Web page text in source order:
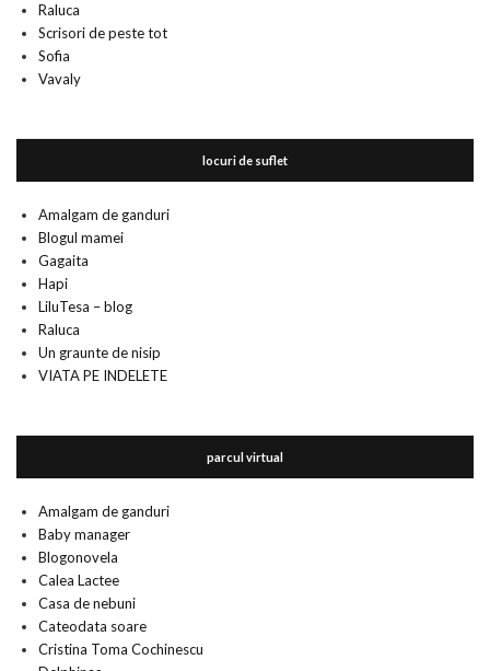
Raluca
Scrisori de peste tot
Sofia
Vavaly
locuri de suflet
Amalgam de ganduri
Blogul mamei
Gagaita
Hapi
LiluTesa – blog
Raluca
Un graunte de nisip
VIATA PE INDELETE
parcul virtual
Amalgam de ganduri
Baby manager
Blogonovela
Calea Lactee
Casa de nebuni
Cateodata soare
Cristina Toma Cochinescu